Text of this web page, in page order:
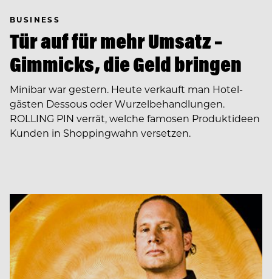
BUSINESS
Tür auf für mehr Umsatz –
Gimmicks, die Geld bringen
Minibar war gestern. Heute verkauft man Hotel­
gästen Dessous oder Wurzel­behandlungen.
ROLLING PIN verrät, welche famosen Produktideen
Kunden in Shoppingwahn versetzen.